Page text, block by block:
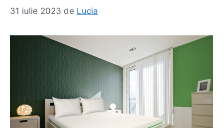
31 iulie 2023 de Lucia